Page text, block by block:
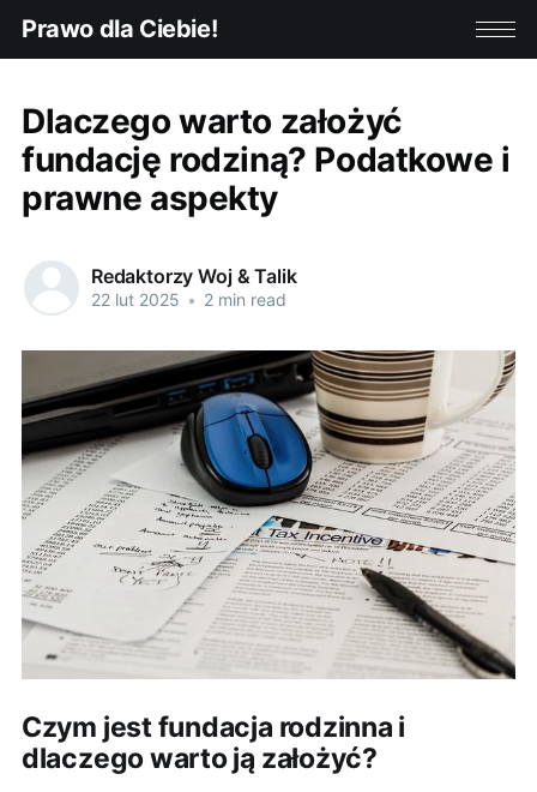
Prawo dla Ciebie!
Dlaczego warto założyć
fundację rodziną? Podatkowe i
prawne aspekty
Redaktorzy Woj & Talik
22 lut 2025 • 2 min read
Czym jest fundacja rodzinna i
dlaczego warto ją założyć?